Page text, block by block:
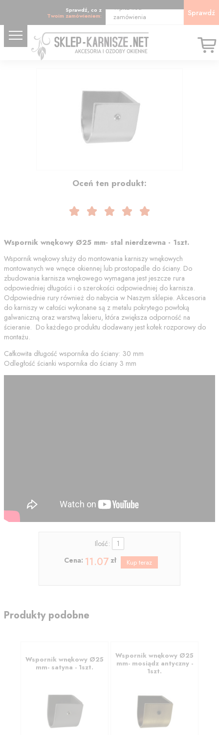
Sprawdź, co z
Twoim zamówieniem:
Wpisz kod
zamówienia
Sprawdź
Oceń ten produkt:
Wspornik wnękowy Ø25 mm- stal nierdzewna - 1szt.
Wspornik wnękowy służy do montowania karniszy wnękowych
montowanych we wnęce okiennej lub prostopadle do ściany. Do
zbudowania karnisza wnękowego wymagana jest jeszcze rura
odpowiedniej długości i o szerokości odpowiedniej do karnisza.
Odpowiednie rury również do nabycia w Naszym sklepie. Akcesoria
do karniszy w całości wykonane są z metalu pokrytego powłoką
galwaniczną oraz warstwą lakieru, która zwiększa odporność na
ścieranie. Do każdego produktu dodawany jest kołek rozporowy do
montażu.
Całkowita długość wspornika do ściany: 30 mm
Odległość ścianki wspornika do ściany 3 mm
Ilość:
Cena: 11.07zł
Produkty podobne
Wspornik wnękowy Ø25
mm- satyna - 1szt.
Wspornik wnękowy Ø25
mm- mosiądz antyczny -
1szt.